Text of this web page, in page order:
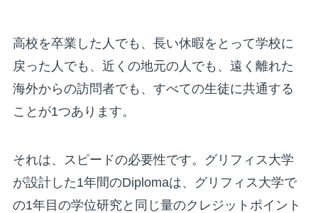
高校を卒業した人でも、長い休暇をとって学校に
戻った人でも、近くの地元の人でも、遠く離れた
海外からの訪問者でも、すべての生徒に共通する
ことが1つあります。
それは、スピードの必要性です。グリフィス大学
が設計した1年間のDiplomaは、グリフィス大学で
の1年目の学位研究と同じ量のクレジットポイント